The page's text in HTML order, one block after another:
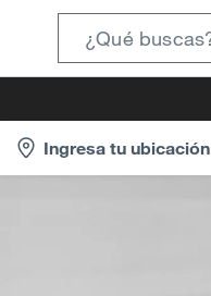
location-
icon
Ingresa tu ubicación